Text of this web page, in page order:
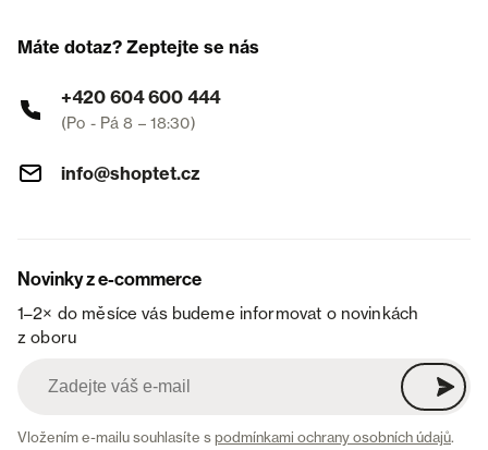
Máte dotaz? Zeptejte se nás
+420 604 600 444
(Po - Pá 8 – 18:30)
info@shoptet.cz
Novinky z e-commerce
1–2× do měsíce vás budeme informovat o novinkách
z oboru
Vložením e-mailu souhlasíte spodmínkami ochrany osobních údajů.